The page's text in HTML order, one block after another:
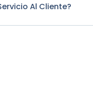
Al Cliente?